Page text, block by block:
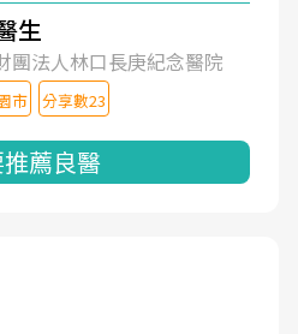
生
團法人林口長庚紀念醫院
市 分享數23
薦良醫